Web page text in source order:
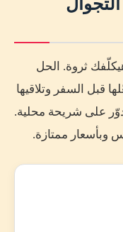
ثروة. الحل
قبل السفر وتلاقيها
على شريحة محلية.